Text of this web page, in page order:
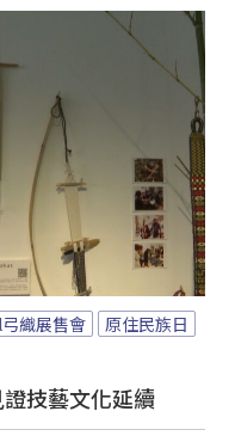
織展售會
原住民族日
技藝文化延續